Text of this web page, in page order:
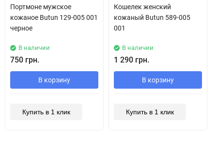
Портмоне мужское
кожаное Butun 129-005 001
черное
В наличии
750 грн.
В корзину
Купить в 1 клик
Кошелек женский
кожаный Butun 589-005
001
В наличии
1 290 грн.
В корзину
Купить в 1 клик